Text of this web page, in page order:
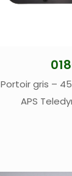
Portoir gris –
APS